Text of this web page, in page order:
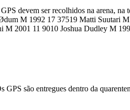
devem ser recolhidos na arena, na
M 1992 17 37519 Matti Suutari
M 2001 11 9010 Joshua Dudley M
são entregues dentro da